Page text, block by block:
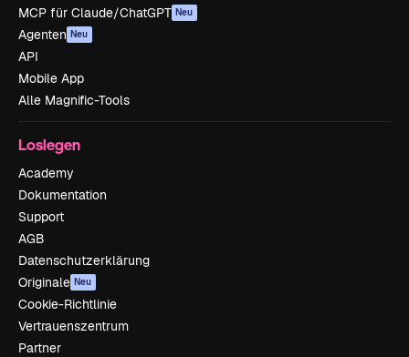
MCP für Claude/ChatGPT Neu
Agenten Neu
API
Mobile App
Alle Magnific-Tools
Loslegen
Academy
Dokumentation
Support
AGB
Datenschutzerklärung
Originale Neu
Cookie-Richtlinie
Vertrauenszentrum
Partner